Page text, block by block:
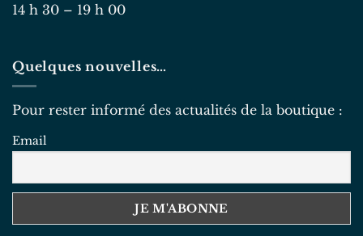
14 h 30 – 19 h 00
Quelques nouvelles…
Pour rester informé des actualités de la boutique :
Email